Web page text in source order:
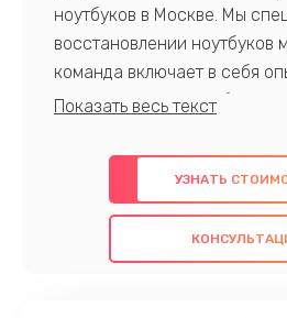
ноутбуков в Москве. Мы
восстановлении ноутбуков
команда включает в себя
профессионалов с
предлагаем быстрый и
использованием
также гарантируем
проведенных работ. Наша
УЗНАТЬ